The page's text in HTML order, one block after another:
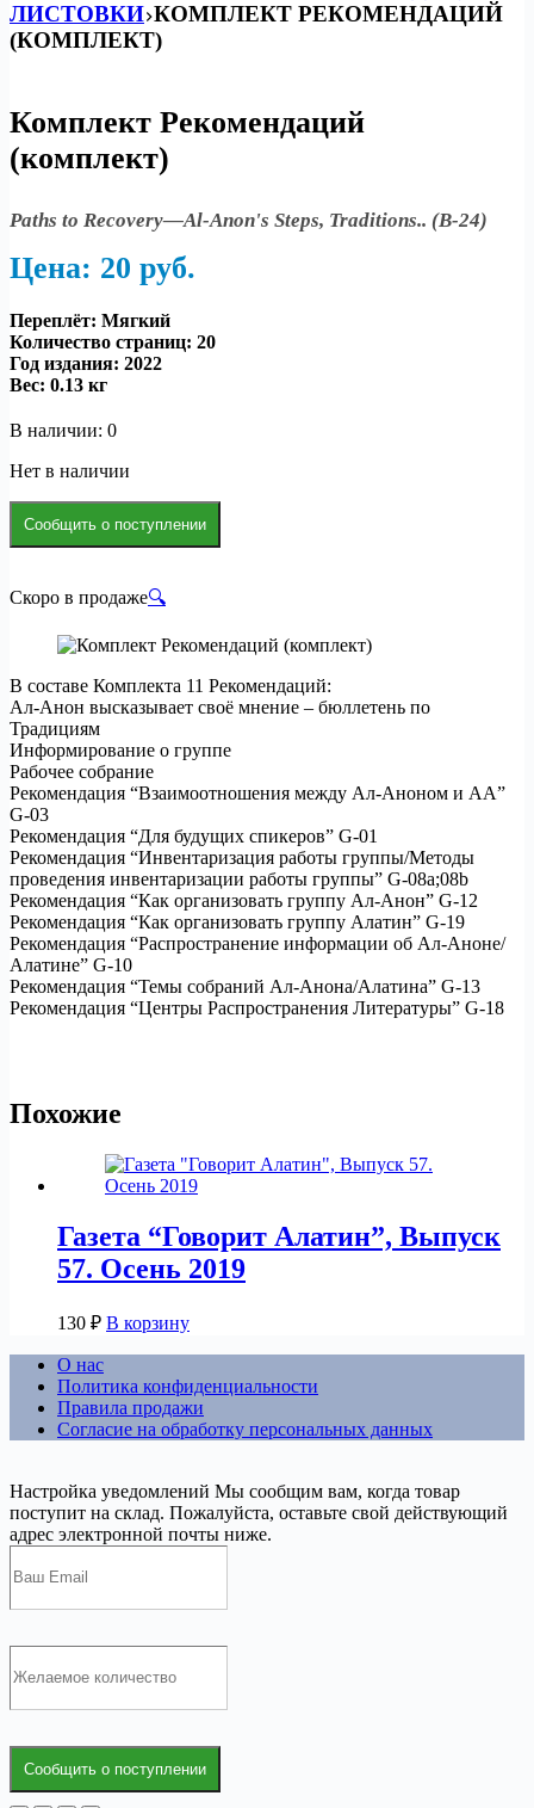
ЛИСТОВКИ КОМПЛЕКТ РЕКОМЕНДАЦИЙ
(КОМПЛЕКТ)
Скоро в продаже🔍
В составе Комплекта 11 Рекомендаций:
Ал-Анон высказывает своё мнение – бюллетень по
Традициям
Информирование о группе
Рабочее собрание
Рекомендация “Взаимоотношения между Ал-Аноном и АА”
G-03
Рекомендация “Для будущих спикеров” G-01
Рекомендация “Инвентаризация работы группы/Методы
проведения инвентаризации работы группы” G-08а;08b
Рекомендация “Как организовать группу Ал-Анон” G-12
Рекомендация “Как организовать группу Алатин” G-19
Рекомендация “Распространение информации об Ал-Аноне/
Алатине” G-10
Рекомендация “Темы собраний Ал-Анона/Алатина” G-13
Рекомендация “Центры Распространения Литературы” G-18
Комплект Рекомендаций
(комплект)
Paths to Recovery—Al-Anon's Steps, Traditions.. (B-24)
Цена: 20 руб.
Переплёт: Мягкий
Количество страниц: 20
Год издания: 2022
Вес: 0.13 кг
В наличии: 0
Нет в наличии
Сообщить о поступлении
Похожие
Газета “Говорит Алатин”, Выпуск
57. Осень 2019
130 ₽ В корзину
О нас
Политика конфиденциальности
Правила продажи
Согласие на обработку персональных данных
Настройка уведомлений Мы сообщим вам, когда товар
поступит на склад. Пожалуйста, оставьте свой действующий
адрес электронной почты ниже.
Сообщить о поступлении